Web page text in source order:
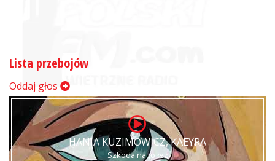
Lista przebojów
Oddaj głos
HANIA KUZIMOWICZ, KAEYRA
Szkoda na to łez